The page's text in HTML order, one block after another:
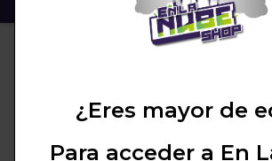
¿Eres mayor de
Para acceder a En